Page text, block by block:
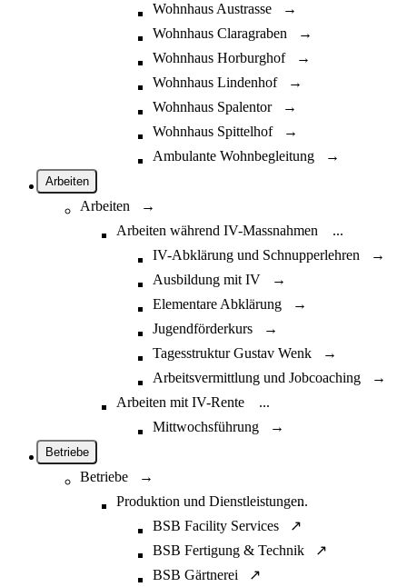
Wohnhaus Austrasse →
Wohnhaus Claragraben →
Wohnhaus Horburghof →
Wohnhaus Lindenhof →
Wohnhaus Spalentor →
Wohnhaus Spittelhof →
Ambulante Wohnbegleitung →
Arbeiten
Arbeiten →
Arbeiten während IV-Massnahmen
...
IV-Abklärung und Schnupperlehren →
Ausbildung mit IV →
Elementare Abklärung →
Jugendförderkurs →
Tagesstruktur Gustav Wenk →
Arbeitsvermittlung und Jobcoaching →
Arbeiten mit IV-Rente
...
Mittwochsführung →
Betriebe
Betriebe →
Produktion und Dienstleistungen...
BSB Facility Services ↗
BSB Fertigung & Technik ↗
BSB Gärtnerei ↗